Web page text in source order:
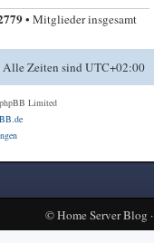
• Mitglieder insgesamt
Alle Zeiten sindUTC+02:00
Limited
©Home Server Blog